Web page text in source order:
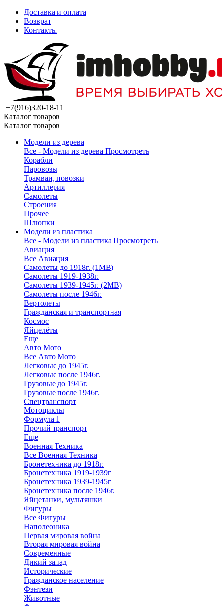
Доставка и оплата
Возврат
Контакты
+7(916)320-18-11
Каталог товаров
Каталог товаров
Модели из дерева
Все - Модели из дерева Просмотреть
Корабли
Паровозы
Трамваи, повозки
Артиллерия
Самолеты
Строения
Прочее
Шлюпки
Модели из пластика
Все - Модели из пластика Просмотреть
Авиация
Все Авиация
Самолеты до 1918г. (1МВ)
Самолеты 1919-1938г.
Самолеты 1939-1945г. (2МВ)
Самолеты после 1946г.
Вертолеты
Гражданская и транспортная
Космос
Яйцелёты
Еще
Авто Мото
Все Авто Мото
Легковые до 1945г.
Легковые после 1946г.
Грузовые до 1945г.
Грузовые после 1946г.
Спецтранспорт
Мотоциклы
Формула 1
Прочий транспорт
Еще
Военная Техника
Все Военная Техника
Бронетехника до 1918г.
Бронетехника 1919-1939г.
Бронетехника 1939-1945г.
Бронетехника после 1946г.
Яйцетанки, мультяшки
Фигуры
Все Фигуры
Наполеоника
Первая мировая война
Вторая мировая война
Современные
Дикий запад
Исторические
Гражданское население
Фэнтези
Животные